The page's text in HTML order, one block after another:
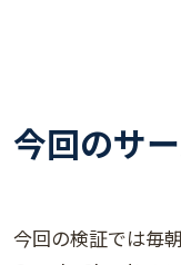
今回のサ
今回の検証では毎